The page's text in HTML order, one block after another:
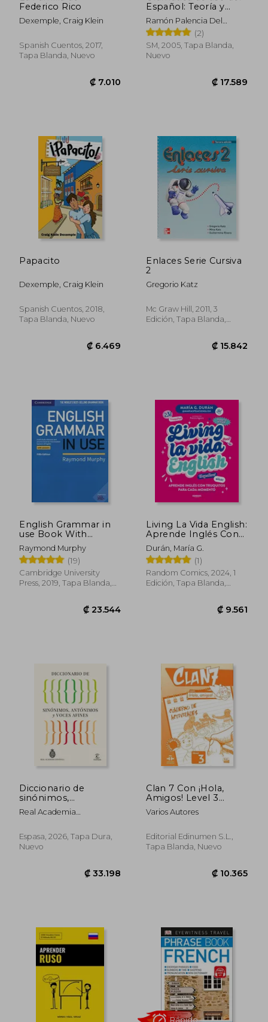
Federico Rico
Dexemple, Craig Klein
Spanish Cuentos, 2017,
Tapa Blanda, Nuevo
₡ 7.010
Español: Teoría y
Práctica A1-B2
Ramón Palencia Del
Burgo,Luis Aragonés
Fernández
(2)
SM, 2005, Tapa Blanda,
Nuevo
Papacito
Dexemple, Craig Klein
Spanish Cuentos, 2018,
Tapa Blanda, Nuevo
Enlaces Serie Cursiva
2
Gregorio Katz
Mc Graw Hill, 2011, 3
Edición, Tapa Blanda,
English Grammar in
use Book With
Answers: A Self-Study
Reference and
Practice Book for
Intermediate
Learners of English
Raymond Murphy
(19)
Cambridge University
Press, 2019, Tapa Blanda,
Living La Vida English:
Aprende Inglés Con
Truquitos Para Cada
Momento / Living La
Vida English
Durán, María G.
(1)
Random Comics, 2024, 1
Edición, Tapa Blanda,
Diccionario de
sinónimos,
antónimos y voces
afines
Real Academia
Academias De La Lengua
Española
Espasa, 2026, Tapa Dura,
Nuevo
Clan 7 Con ¡Hola,
Amigos! Level 3
Cuaderno de
Actividades (en
Varios Autores
Editorial Edinumen S.L.,
Tapa Blanda, Nuevo